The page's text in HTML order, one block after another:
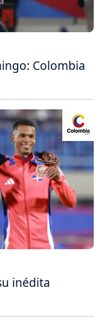
Colombia
inédita